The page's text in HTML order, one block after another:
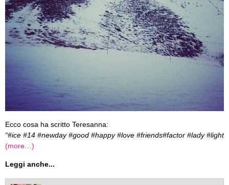
Ecco cosa ha scritto Teresanna:
“#ice #14 #newday #good #happy #love #friends#factor #lady #light
(more…)
Leggi anche...